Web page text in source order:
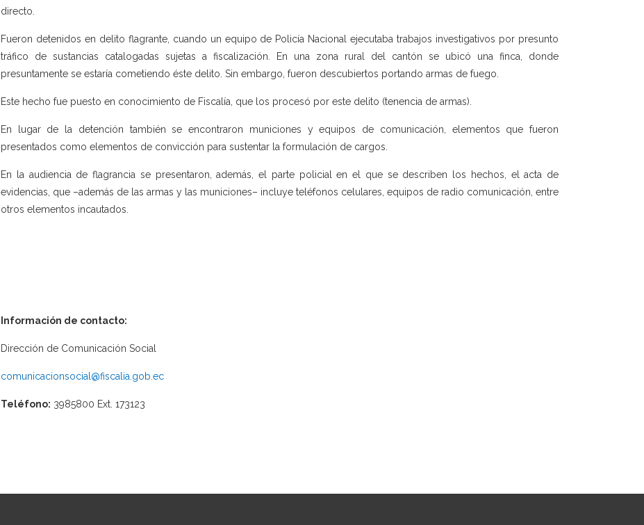
directo.
Fueron detenidos en delito flagrante, cuando un equipo de Policía Nacional ejecutaba trabajos investigativos por presunto
tráfico de sustancias catalogadas sujetas a fiscalización. En una zona rural del cantón se ubicó una finca, donde
presuntamente se estaría cometiendo éste delito. Sin embargo, fueron descubiertos portando armas de fuego.
Este hecho fue puesto en conocimiento de Fiscalía, que los procesó por este delito (tenencia de armas).
En lugar de la detención también se encontraron municiones y equipos de comunicación, elementos que fueron
presentados como elementos de convicción para sustentar la formulación de cargos.
En la audiencia de flagrancia se presentaron, además, el parte policial en el que se describen los hechos, el acta de
evidencias, que –además de las armas y las municiones– incluye teléfonos celulares, equipos de radio comunicación, entre
otros elementos incautados.
Información de contacto:
Dirección de Comunicación Social
comunicacionsocial@fiscalia.gob.ec
Teléfono: 3985800 Ext. 173123